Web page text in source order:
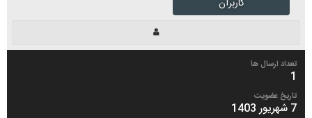
تعداد ارسال ها
1
تاریخ عضویت
7 شهریور 1403